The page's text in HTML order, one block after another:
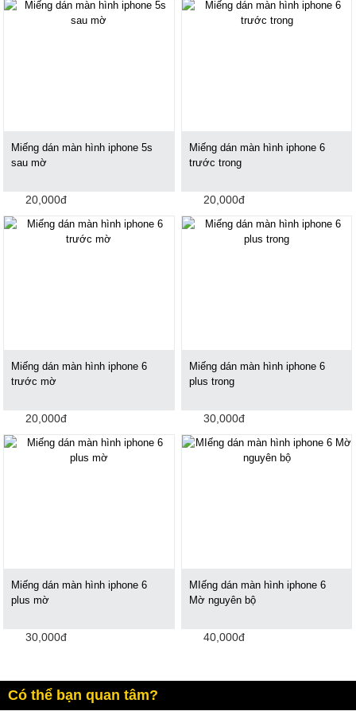
Miếng dán màn hình iphone 5s
sau mờ
20,000đ
Miếng dán màn hình iphone 6
trước trong
20,000đ
Miếng dán màn hình iphone 6
trước mờ
20,000đ
Miếng dán màn hình iphone 6
plus trong
30,000đ
Miếng dán màn hình iphone 6
plus mờ
30,000đ
MIếng dán màn hình iphone 6
Mờ nguyên bộ
40,000đ
Có thể bạn quan tâm?